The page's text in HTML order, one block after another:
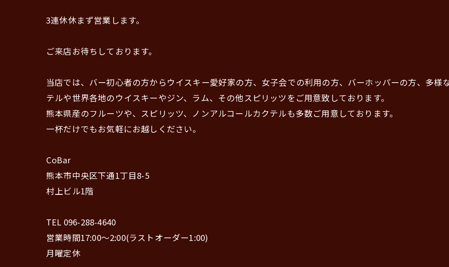
3連休休まず営業します。
ご来店お待ちしております。
当店では、バー初心者の方からウイスキー愛好家の方、女子会での利用の方、バーホッパーの方、多様
テルや世界各地のウイスキーやジン、ラム、その他スピリッツをご用意致しております。
熊本県産のフルーツや、スピリッツ、ノンアルコールカクテルも多数ご用意しております。
一杯だけでもお気軽にお越しください。
CoBar
熊本市中央区下通1丁目8-5
村上ビル1階
TEL 096-288-4640
営業時間17:00〜2:00(ラストオーダー1:00)
月曜定休